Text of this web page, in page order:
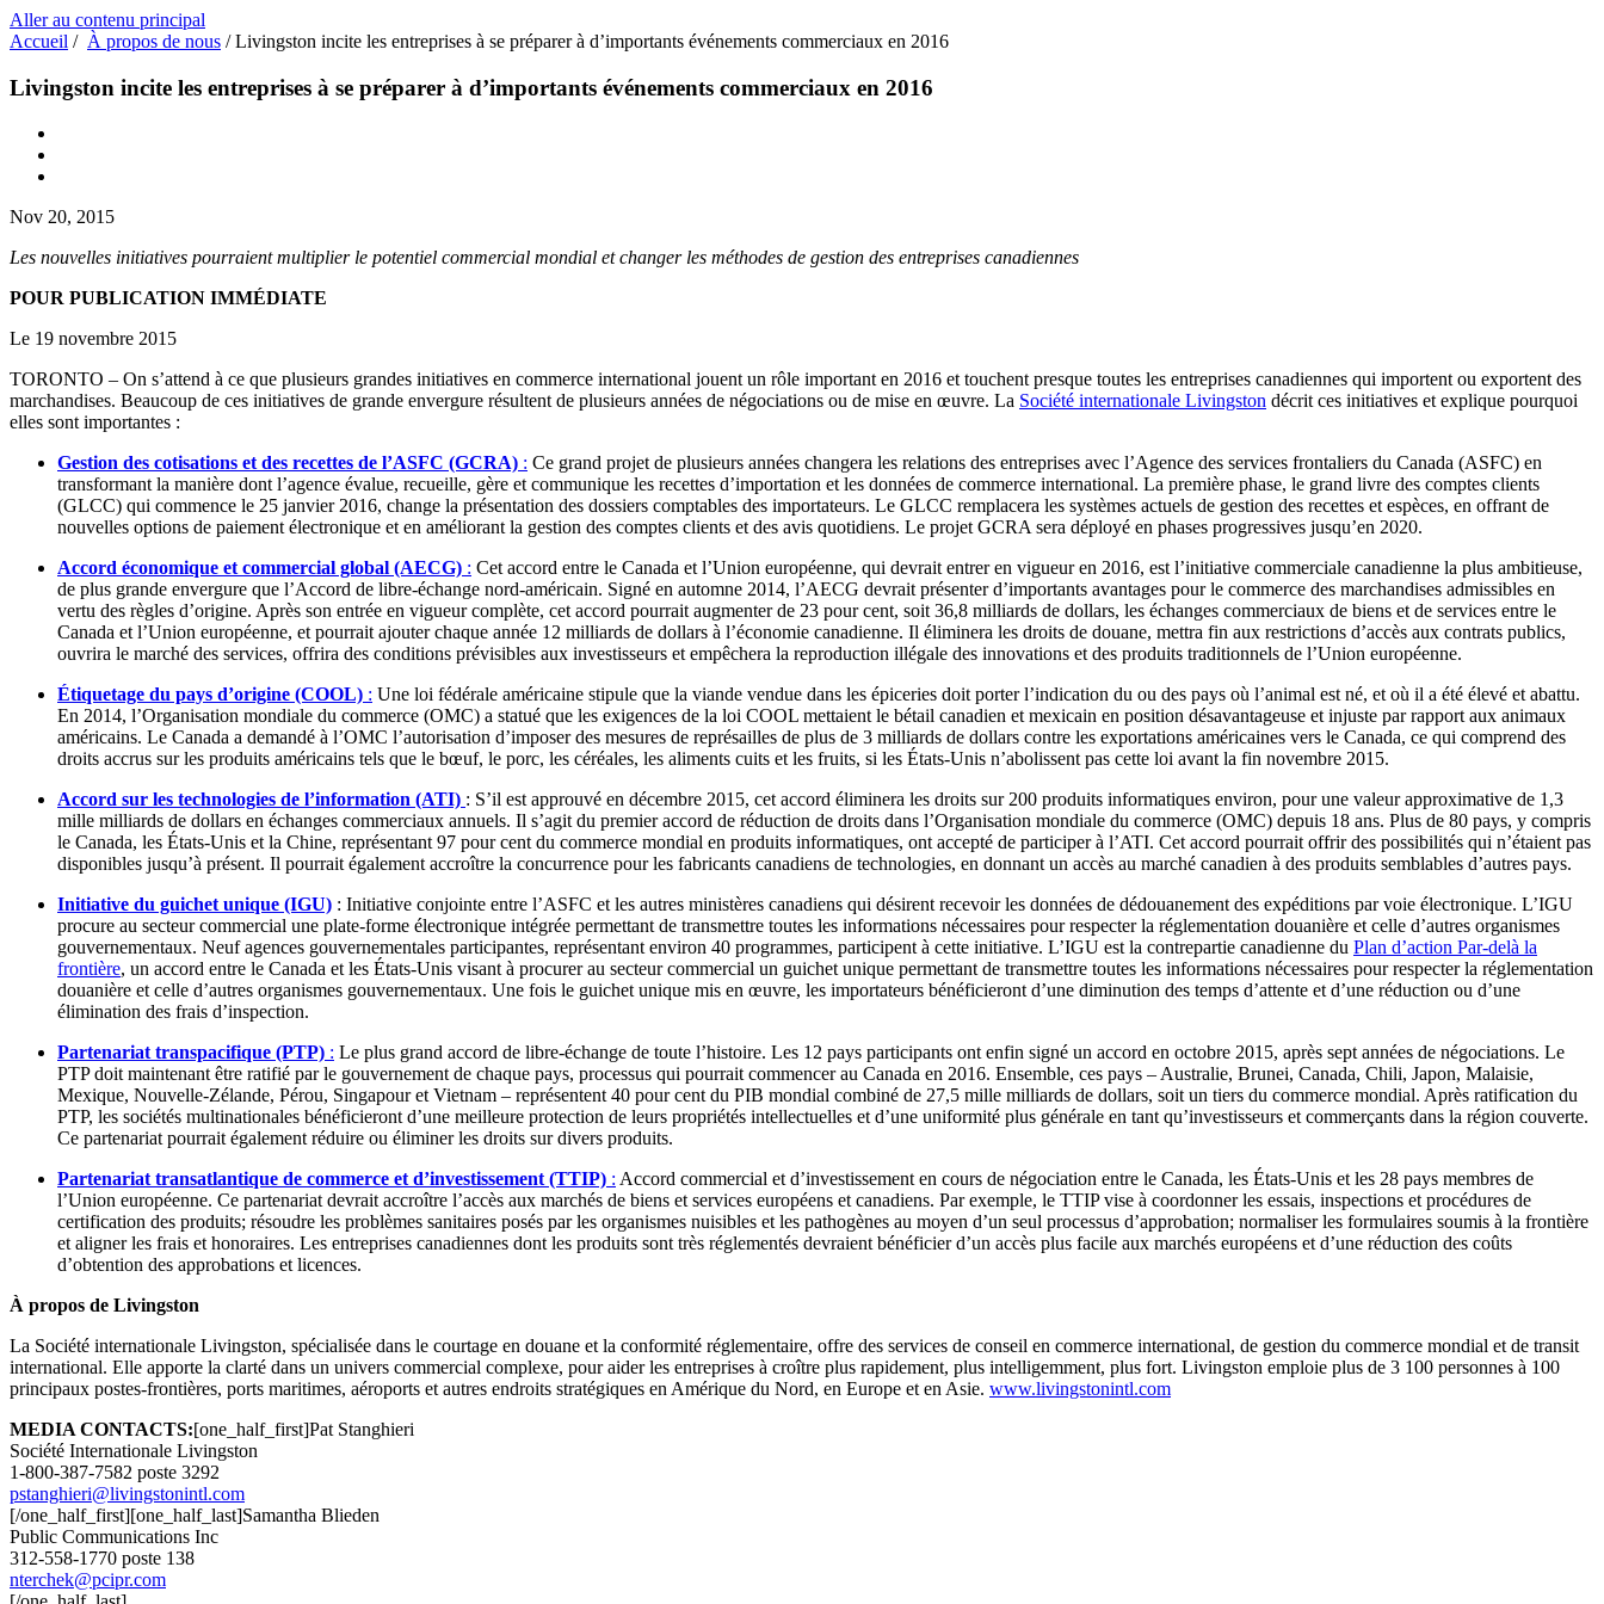
Aller au contenu principal
Accueil / À propos de nous /Livingston incite les entreprises à se préparer à d’importants événements commerciaux en 2016
Livingston incite les entreprises à se préparer à d’importants événements commerciaux en 2016
Nov 20, 2015
Les nouvelles initiatives pourraient multiplier le potentiel commercial mondial et changer les méthodes de gestion des entreprises canadiennes
POUR PUBLICATION IMMÉDIATE
Le 19 novembre 2015
TORONTO – On s’attend à ce que plusieurs grandes initiatives en commerce international jouent un rôle important en 2016 et touchent presque toutes les entreprises canadiennes qui importent ou exportent des
marchandises. Beaucoup de ces initiatives de grande envergure résultent de plusieurs années de négociations ou de mise en œuvre. La Société internationale Livingston décrit ces initiatives et explique pourquoi
elles sont importantes :
Gestion des cotisations et des recettes de l’ASFC (GCRA) : Ce grand projet de plusieurs années changera les relations des entreprises avec l’Agence des services frontaliers du Canada (ASFC) en
transformant la manière dont l’agence évalue, recueille, gère et communique les recettes d’importation et les données de commerce international. La première phase, le grand livre des comptes clients
(GLCC) qui commence le 25 janvier 2016, change la présentation des dossiers comptables des importateurs. Le GLCC remplacera les systèmes actuels de gestion des recettes et espèces, en offrant de
nouvelles options de paiement électronique et en améliorant la gestion des comptes clients et des avis quotidiens. Le projet GCRA sera déployé en phases progressives jusqu’en 2020.
Accord économique et commercial global (AECG) : Cet accord entre le Canada et l’Union européenne, qui devrait entrer en vigueur en 2016, est l’initiative commerciale canadienne la plus ambitieuse,
de plus grande envergure que l’Accord de libre-échange nord-américain. Signé en automne 2014, l’AECG devrait présenter d’importants avantages pour le commerce des marchandises admissibles en
vertu des règles d’origine. Après son entrée en vigueur complète, cet accord pourrait augmenter de 23 pour cent, soit 36,8 milliards de dollars, les échanges commerciaux de biens et de services entre le
Canada et l’Union européenne, et pourrait ajouter chaque année 12 milliards de dollars à l’économie canadienne. Il éliminera les droits de douane, mettra fin aux restrictions d’accès aux contrats publics,
ouvrira le marché des services, offrira des conditions prévisibles aux investisseurs et empêchera la reproduction illégale des innovations et des produits traditionnels de l’Union européenne.
Étiquetage du pays d’origine (COOL) : Une loi fédérale américaine stipule que la viande vendue dans les épiceries doit porter l’indication du ou des pays où l’animal est né, et où il a été élevé et abattu.
En 2014, l’Organisation mondiale du commerce (OMC) a statué que les exigences de la loi COOL mettaient le bétail canadien et mexicain en position désavantageuse et injuste par rapport aux animaux
américains. Le Canada a demandé à l’OMC l’autorisation d’imposer des mesures de représailles de plus de 3 milliards de dollars contre les exportations américaines vers le Canada, ce qui comprend des
droits accrus sur les produits américains tels que le bœuf, le porc, les céréales, les aliments cuits et les fruits, si les États-Unis n’abolissent pas cette loi avant la fin novembre 2015.
Accord sur les technologies de l’information (ATI) : S’il est approuvé en décembre 2015, cet accord éliminera les droits sur 200 produits informatiques environ, pour une valeur approximative de 1,3
mille milliards de dollars en échanges commerciaux annuels. Il s’agit du premier accord de réduction de droits dans l’Organisation mondiale du commerce (OMC) depuis 18 ans. Plus de 80 pays, y compris
le Canada, les États-Unis et la Chine, représentant 97 pour cent du commerce mondial en produits informatiques, ont accepté de participer à l’ATI. Cet accord pourrait offrir des possibilités qui n’étaient pas
disponibles jusqu’à présent. Il pourrait également accroître la concurrence pour les fabricants canadiens de technologies, en donnant un accès au marché canadien à des produits semblables d’autres pays.
Initiative du guichet unique (IGU) : Initiative conjointe entre l’ASFC et les autres ministères canadiens qui désirent recevoir les données de dédouanement des expéditions par voie électronique. L’IGU
procure au secteur commercial une plate-forme électronique intégrée permettant de transmettre toutes les informations nécessaires pour respecter la réglementation douanière et celle d’autres organismes
gouvernementaux. Neuf agences gouvernementales participantes, représentant environ 40 programmes, participent à cette initiative. L’IGU est la contrepartie canadienne du Plan d’action Par-delà la
frontière, un accord entre le Canada et les États-Unis visant à procurer au secteur commercial un guichet unique permettant de transmettre toutes les informations nécessaires pour respecter la réglementation
douanière et celle d’autres organismes gouvernementaux. Une fois le guichet unique mis en œuvre, les importateurs bénéficieront d’une diminution des temps d’attente et d’une réduction ou d’une
élimination des frais d’inspection.
Partenariat transpacifique (PTP) : Le plus grand accord de libre-échange de toute l’histoire. Les 12 pays participants ont enfin signé un accord en octobre 2015, après sept années de négociations. Le
PTP doit maintenant être ratifié par le gouvernement de chaque pays, processus qui pourrait commencer au Canada en 2016. Ensemble, ces pays – Australie, Brunei, Canada, Chili, Japon, Malaisie,
Mexique, Nouvelle-Zélande, Pérou, Singapour et Vietnam – représentent 40 pour cent du PIB mondial combiné de 27,5 mille milliards de dollars, soit un tiers du commerce mondial. Après ratification du
PTP, les sociétés multinationales bénéficieront d’une meilleure protection de leurs propriétés intellectuelles et d’une uniformité plus générale en tant qu’investisseurs et commerçants dans la région couverte.
Ce partenariat pourrait également réduire ou éliminer les droits sur divers produits.
Partenariat transatlantique de commerce et d’investissement (TTIP) : Accord commercial et d’investissement en cours de négociation entre le Canada, les États-Unis et les 28 pays membres de
l’Union européenne. Ce partenariat devrait accroître l’accès aux marchés de biens et services européens et canadiens. Par exemple, le TTIP vise à coordonner les essais, inspections et procédures de
certification des produits; résoudre les problèmes sanitaires posés par les organismes nuisibles et les pathogènes au moyen d’un seul processus d’approbation; normaliser les formulaires soumis à la frontière
et aligner les frais et honoraires. Les entreprises canadiennes dont les produits sont très réglementés devraient bénéficier d’un accès plus facile aux marchés européens et d’une réduction des coûts
d’obtention des approbations et licences.
À propos de Livingston
La Société internationale Livingston, spécialisée dans le courtage en douane et la conformité réglementaire, offre des services de conseil en commerce international, de gestion du commerce mondial et de transit
international. Elle apporte la clarté dans un univers commercial complexe, pour aider les entreprises à croître plus rapidement, plus intelligemment, plus fort. Livingston emploie plus de 3 100 personnes à 100
principaux postes-frontières, ports maritimes, aéroports et autres endroits stratégiques en Amérique du Nord, en Europe et en Asie. www.livingstonintl.com
MEDIA CONTACTS:[one_half_first]Pat Stanghieri
Société Internationale Livingston
1-800-387-7582 poste 3292
pstanghieri@livingstonintl.com
[/one_half_first][one_half_last]Samantha Blieden
Public Communications Inc
312-558-1770 poste 138
nterchek@pcipr.com